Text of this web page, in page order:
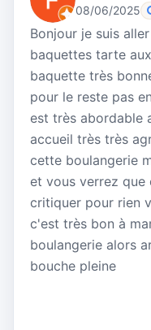
08/06/2025
Bonjour je suis
baquettes tarte
baquette très
pour le reste pas
est très abordable
accueil très très
cette boulangerie
et vous verrez
critiquer pour rien
c'est très bon à
boulangerie alors
bouche pleine